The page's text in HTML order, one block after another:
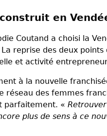
en
Coutand a choisi la
reprise des deux
et activité
à la nouvelle
réseau des femmes
parfaitement. «
plus de sens à ce